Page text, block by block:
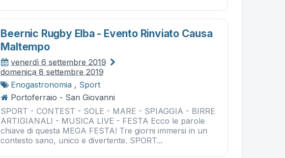
Beernic Rugby Elba - Evento Rinviato Causa
Maltempo
venerdì 6 settembre 2019
domenica 8 settembre 2019
Enogastronomia , Sport
Portoferraio - San Giovanni
SPORT - CONTEST - SOLE - MARE - SPIAGGIA - BIRRE
ARTIGIANALI - MUSICA LIVE - FESTA Ecco le parole
chiave di questa MEGA FESTA! Tre giorni immersi in un
contesto sano, unico e divertente. SPORT...